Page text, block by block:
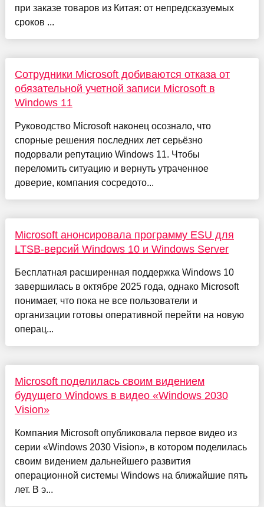
при заказе товаров из Китая: от непредсказуемых
сроков ...
Сотрудники Microsoft добиваются отказа от
обязательной учетной записи Microsoft в
Windows 11
Руководство Microsoft наконец осознало, что
спорные решения последних лет серьёзно
подорвали репутацию Windows 11. Чтобы
переломить ситуацию и вернуть утраченное
доверие, компания сосредото...
Microsoft анонсировала программу ESU для
LTSB-версий Windows 10 и Windows Server
Бесплатная расширенная поддержка Windows 10
завершилась в октябре 2025 года, однако Microsoft
понимает, что пока не все пользователи и
организации готовы оперативной перейти на новую
операц...
Microsoft поделилась своим видением
будущего Windows в видео «Windows 2030
Vision»
Компания Microsoft опубликовала первое видео из
серии «Windows 2030 Vision», в котором поделилась
своим видением дальнейшего развития
операционной системы Windows на ближайшие пять
лет. В э...